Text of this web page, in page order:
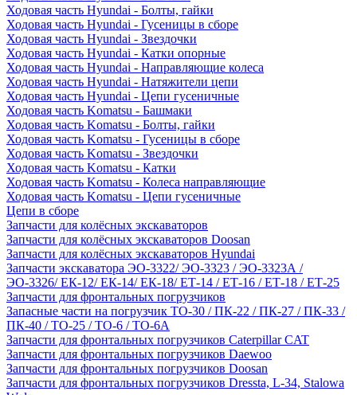
Ходовая часть Hyundai - Болты, гайки
Ходовая часть Hyundai - Гусеницы в сборе
Ходовая часть Hyundai - Звездочки
Ходовая часть Hyundai - Катки опорные
Ходовая часть Hyundai - Направляющие колеса
Ходовая часть Hyundai - Натяжители цепи
Ходовая часть Hyundai - Цепи гусеничные
Ходовая часть Komatsu - Башмаки
Ходовая часть Komatsu - Болты, гайки
Ходовая часть Komatsu - Гусеницы в сборе
Ходовая часть Komatsu - Звездочки
Ходовая часть Komatsu - Катки
Ходовая часть Komatsu - Колеса направляющие
Ходовая часть Komatsu - Цепи гусеничные
Цепи в сборе
Запчасти для колёсных экскаваторов
Запчасти для колёсных экскаваторов Doosan
Запчасти для колёсных экскаваторов Hyundai
Запчасти экскаватора ЭО-3322/ ЭО-3323 / ЭО-3323А /
ЭО-3326/ ЕК-12/ ЕК-14/ ЕК-18/ ЕТ-14 / ЕТ-16 / ЕТ-18 / ЕТ-25
Запчасти для фронтальных погрузчиков
Запасные части на погрузчик ТО-30 / ПК-22 / ПК-27 / ПК-33 /
ПК-40 / ТО-25 / ТО-6 / ТО-6А
Запчасти для фронтальных погрузчиков Caterpillar CAT
Запчасти для фронтальных погрузчиков Daewoo
Запчасти для фронтальных погрузчиков Doosan
Запчасти для фронтальных погрузчиков Dressta, L-34, Stalowa